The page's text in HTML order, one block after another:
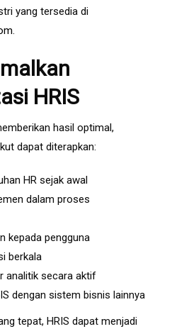
yang tersedia di
.
HRIS
hasil optimal,
dapat diterapkan:
HR sejak awal
dalam proses
kepada pengguna
berkala
analitik secara aktif
dengan sistem bisnis lainnya
tepat, HRIS dapat menjadi